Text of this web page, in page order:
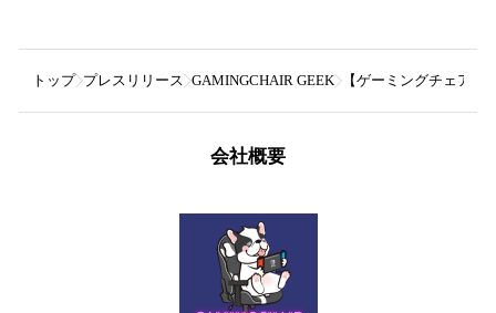
トップ プレスリリース GAMINGCHAIR GEEK 【ゲーミングチェア
会社概要